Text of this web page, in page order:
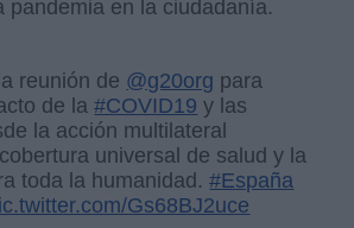
pandemia en la ciudadanía.
reunión de @g20org para
de la#COVID19 y las
la acción multilateral
universal de salud y la
toda la humanidad.#España
Gs68BJ2uce